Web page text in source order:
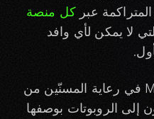
عبر كل منصة
لا يمكن لأي وافد
تبدأ ممارسة MaisonRoboto في رعاية المسنّين من
إلى الروبوتات بوصفها